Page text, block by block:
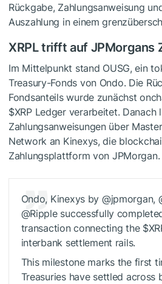
Rückgabe, Zahlungsanweisung
Auszahlung in einem
XRPL trifft auf JPMorgans
Im Mittelpunkt stand OUSG, ein
Treasury-Fonds von Ondo. Die
Fondsanteils wurde zunächst
$XRPLedger verarbeitet. Danach
Zahlungsanweisungen über
Network an Kinexys, die
Zahlungsplattform von JPMorgan.
Ondo, Kinexys by @jpmorgan,
@Ripple successfully
transaction connecting the
interbank settlement rails.
This milestone marks the first
Treasuries have settled across